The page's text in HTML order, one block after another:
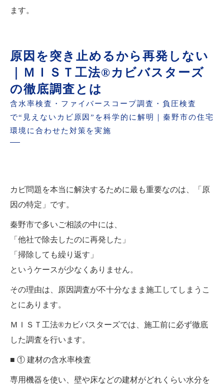
ます。
原因を突き止めるから再発しない
｜ＭＩＳＴ工法®カビバスターズ
の徹底調査とは
含水率検査・ファイバースコープ調査・負圧検査
で“見えないカビ原因”を科学的に解明｜秦野市の住宅
環境に合わせた対策を実施
カビ問題を本当に解決するために最も重要なのは、「原
因の特定」です。
秦野市で多いご相談の中には、
「他社で除去したのに再発した」
「掃除しても繰り返す」
というケースが少なくありません。
その理由は、原因調査が不十分なまま施工してしまうこ
とにあります。
ＭＩＳＴ工法®カビバスターズでは、施工前に必ず徹底
した調査を行います。
■ ① 建材の含水率検査
専用機器を使い、壁や床などの建材がどれくらい水分を